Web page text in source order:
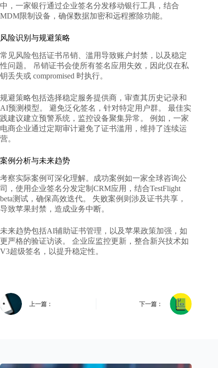
中，一家银行通过企业签名分发移动银行工具，结合
MDM限制设备，确保数据加密和远程擦除功能。
风险识别与规避策略
常见风险包括证书吊销、滥用导致账户封禁，以及稳定
性问题。 吊销证书会使所有签名应用失效，因此仅在私
钥丢失或 compromised 时执行。
规避策略包括选择稳定服务提供商，审查其历史记录和
AI预测模型。 避免泛化签名，针对特定用户群。 最佳实
践建议建立预警系统，监控设备聚集异常。 例如，一家
电商企业通过定期审计避免了证书滥用，维持了连续运
营。
案例分析与未来趋势
考察实际案例可深化理解。成功案例如一家全球咨询公
司，使用企业签名分发定制CRM应用，结合TestFlight
beta测试，确保高效迭代。 失败案例则涉及证书共享，
导致苹果封禁，造成业务中断。
未来趋势包括AI辅助证书管理，以及苹果政策加强，如
更严格的验证访谈。 企业应监控更新，整合新兴技术如
V3超级签名，以提升稳定性。
上一篇： 下一篇：